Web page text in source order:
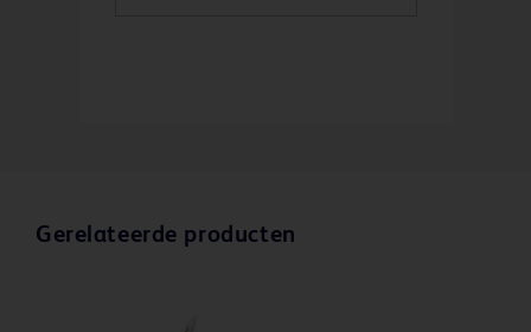
Gerelateerde producten